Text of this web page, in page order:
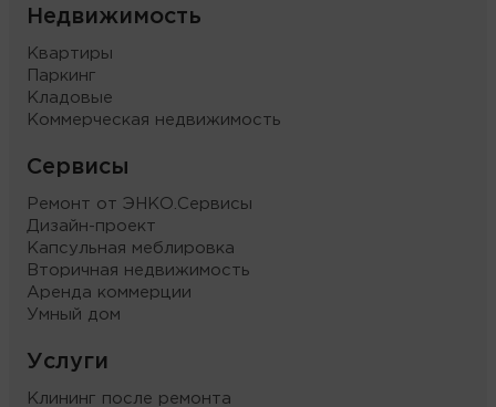
Недвижимость
Квартиры
Паркинг
Кладовые
Коммерческая недвижимость
Сервисы
Ремонт от ЭНКО.Сервисы
Дизайн-проект
Капсульная меблировка
Вторичная недвижимость
Аренда коммерции
Умный дом
Услуги
Клининг после ремонта